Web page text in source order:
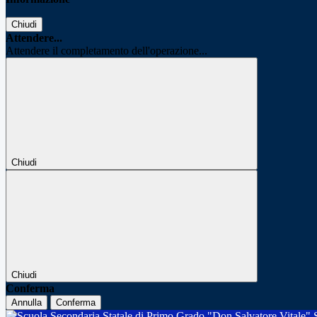
Chiudi
Attendere...
Attendere il completamento dell'operazione...
Chiudi
Chiudi
Conferma
Annulla Conferma